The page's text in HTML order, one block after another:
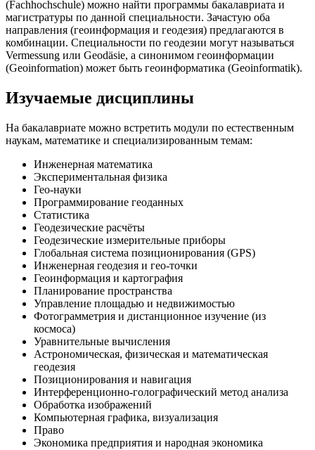
(Fachhochschule) можно найти программы бакалавриата и
магистратуры по данной специальности. Зачастую оба
направления (геоинформация и геодезия) предлагаются в
комбинации. Специальности по геодезии могут называться
Vermessung или Geodäsie, а синонимом геоинформации
(Geoinformation) может быть геоинформатика (Geoinformatik).
Изучаемые дисциплины
На бакалавриате можно встретить модули по естественным
наукам, математике и специализированным темам:
Инженерная математика
Экспериментальная физика
Гео-науки
Программирование геоданных
Статистика
Геодезические расчёты
Геодезические измерительные приборы
Глобальная система позиционирования (GPS)
Инженерная геодезия и гео-точки
Геоинформация и картография
Планирование пространства
Управление площадью и недвижимостью
Фотограмметрия и дистанционное изучение (из
космоса)
Уравнительные вычисления
Астрономическая, физическая и математическая
геодезия
Позиционирования и навигация
Интерференционно-голографический метод анализа
Обработка изображений
Компьютерная графика, визуализация
Право
Экономика предприятия и народная экономика